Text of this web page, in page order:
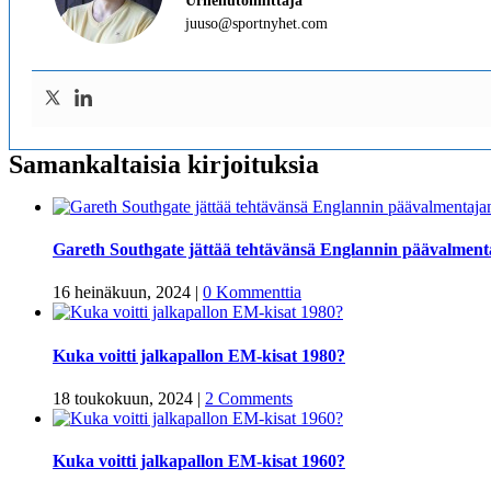
juuso@sportnyhet.com
Samankaltaisia kirjoituksia
Gareth Southgate jättää tehtävänsä Englannin
16 heinäkuun, 2024 | 0 Kommenttia
Kuka voitti jalkapallon EM-kisat 1980?
18 toukokuun, 2024 | 2 Comments
Kuka voitti jalkapallon EM-kisat 1960?